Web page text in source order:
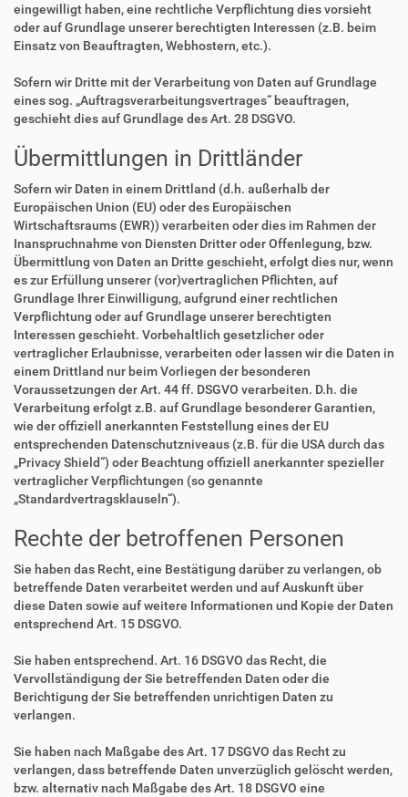
eingewilligt haben, eine rechtliche Verpflichtung dies vorsieht
oder auf Grundlage unserer berechtigten Interessen (z.B. beim
Einsatz von Beauftragten, Webhostern, etc.).
Sofern wir Dritte mit der Verarbeitung von Daten auf Grundlage
eines sog. „Auftragsverarbeitungsvertrages“ beauftragen,
geschieht dies auf Grundlage des Art. 28 DSGVO.
Übermittlungen in Drittländer
Sofern wir Daten in einem Drittland (d.h. außerhalb der
Europäischen Union (EU) oder des Europäischen
Wirtschaftsraums (EWR)) verarbeiten oder dies im Rahmen der
Inanspruchnahme von Diensten Dritter oder Offenlegung, bzw.
Übermittlung von Daten an Dritte geschieht, erfolgt dies nur, wenn
es zur Erfüllung unserer (vor)vertraglichen Pflichten, auf
Grundlage Ihrer Einwilligung, aufgrund einer rechtlichen
Verpflichtung oder auf Grundlage unserer berechtigten
Interessen geschieht. Vorbehaltlich gesetzlicher oder
vertraglicher Erlaubnisse, verarbeiten oder lassen wir die Daten in
einem Drittland nur beim Vorliegen der besonderen
Voraussetzungen der Art. 44 ff. DSGVO verarbeiten. D.h. die
Verarbeitung erfolgt z.B. auf Grundlage besonderer Garantien,
wie der offiziell anerkannten Feststellung eines der EU
entsprechenden Datenschutzniveaus (z.B. für die USA durch das
„Privacy Shield“) oder Beachtung offiziell anerkannter spezieller
vertraglicher Verpflichtungen (so genannte
„Standardvertragsklauseln“).
Rechte der betroffenen Personen
Sie haben das Recht, eine Bestätigung darüber zu verlangen, ob
betreffende Daten verarbeitet werden und auf Auskunft über
diese Daten sowie auf weitere Informationen und Kopie der Daten
entsprechend Art. 15 DSGVO.
Sie haben entsprechend. Art. 16 DSGVO das Recht, die
Vervollständigung der Sie betreffenden Daten oder die
Berichtigung der Sie betreffenden unrichtigen Daten zu
verlangen.
Sie haben nach Maßgabe des Art. 17 DSGVO das Recht zu
verlangen, dass betreffende Daten unverzüglich gelöscht werden,
bzw. alternativ nach Maßgabe des Art. 18 DSGVO eine